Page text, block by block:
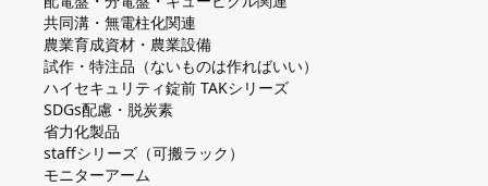
共同溝・無電柱化関連
農業育成資材・農業設備
試作・特注品（ないものは作ればいい）
ハイセキュリティ錠前 TAKシリーズ
SDGs配慮・脱炭素
省力化製品
staffシリーズ（可搬ラック）
モニターアーム